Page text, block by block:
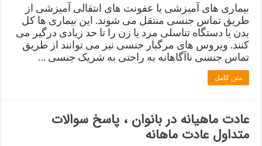
بیماری های آمیزشی یا عفونت های انتقالی آمیزشی از
طریق تماس جنسی منتقل می شوند. این بیماری ها کل
بدن یا دستگاه تناسلی مرد یا زن را تا حد زیادی درگیر می
کنند. ویروس های مرگبار جنسی نیز می توانند از طریق
تماس جنسی ناآگاهانه به راحتی به شریک جنسی …
متن کامل
عادت ماهیانه در بانوان ، پاسخ سوالات
متداول عادت ماهانه